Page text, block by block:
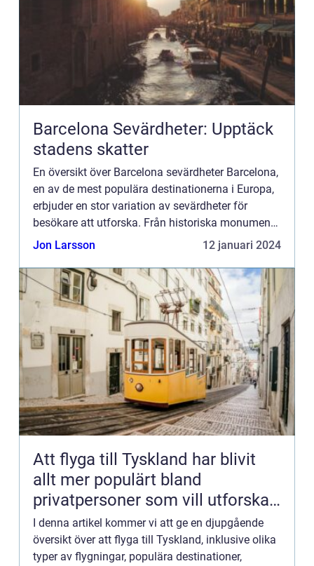
Barcelona Sevärdheter: Upptäck
stadens skatter
En översikt över Barcelona sevärdheter Barcelona,
en av de mest populära destinationerna i Europa,
erbjuder en stor variation av sevärdheter för
besökare att utforska. Från historiska monument
till pulserande shoppinggator och fantastiska
Jon Larsson 12 januari 2024
Att flyga till Tyskland har blivit
allt mer populärt bland
privatpersoner som vill utforska
landets kultur, historia och
naturliga skönhet
I denna artikel kommer vi att ge en djupgående
översikt över att flyga till Tyskland, inklusive olika
typer av flygningar, populära destinationer,